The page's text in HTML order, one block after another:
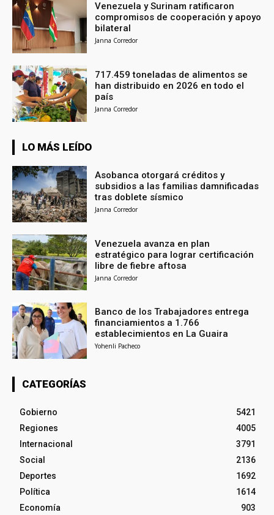
Venezuela y Surinam ratificaron
compromisos de cooperación y apoyo
bilateral
Janna Corredor
717.459 toneladas de alimentos se
han distribuido en 2026 en todo el
país
Janna Corredor
LO MÁS LEÍDO
Asobanca otorgará créditos y
subsidios a las familias damnificadas
tras doblete sísmico
Janna Corredor
Venezuela avanza en plan
estratégico para lograr certificación
libre de fiebre aftosa
Janna Corredor
Banco de los Trabajadores entrega
financiamientos a 1.766
establecimientos en La Guaira
Yohenli Pacheco
CATEGORÍAS
Gobierno
5421
Regiones
4005
Internacional
3791
Social
2136
Deportes
1692
Política
1614
Economía
903